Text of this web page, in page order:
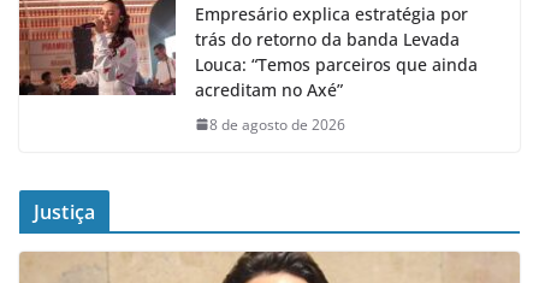
Empresário explica estratégia por
trás do retorno da banda Levada
Louca: “Temos parceiros que ainda
acreditam no Axé”
8 de agosto de 2026
Justiça